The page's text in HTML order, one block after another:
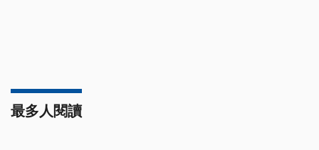
最多人閱讀